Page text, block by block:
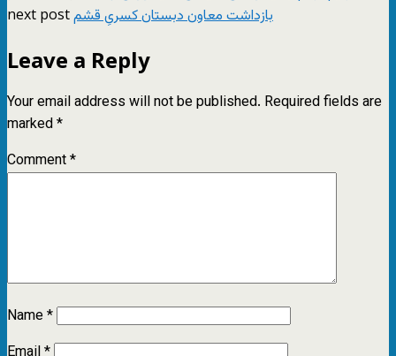
next postبازداشت معاون دبستان کسریِ قشم
Leave a Reply
Your email address will not be published. Required fields are
marked*
Comment*
Name*